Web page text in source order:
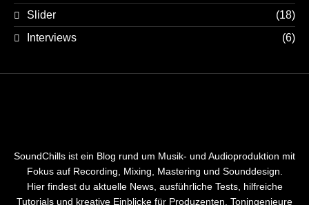
Slider
(18)
Interviews
(6)
SoundChills ist ein Blog rund um Musik- und Audioproduktion mit
Fokus auf Recording, Mixing, Mastering und Sounddesign.
Hier findest du aktuelle News, ausführliche Tests, hilfreiche
Tutorials und kreative Einblicke für Produzenten, Toningenieure